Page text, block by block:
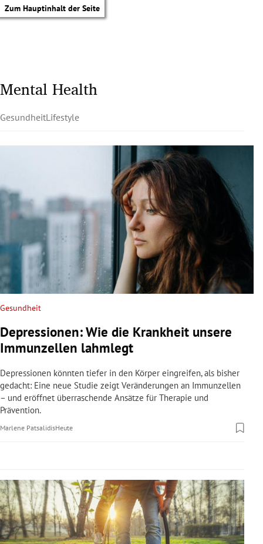
Zum Hauptinhalt der Seite
Untermenü
Untermenü
Untermenü
Untermenü
Untermenü
Untermenü
Untermenü
Mental Health
GesundheitLifestyle
Gesundheit
Depressionen: Wie die Krankheit unsere
Immunzellen lahmlegt
Depressionen könnten tiefer in den Körper eingreifen, als bisher
gedacht: Eine neue Studie zeigt Veränderungen an Immunzellen
– und eröffnet überraschende Ansätze für Therapie und
Prävention.
Marlene PatsalidisHeute